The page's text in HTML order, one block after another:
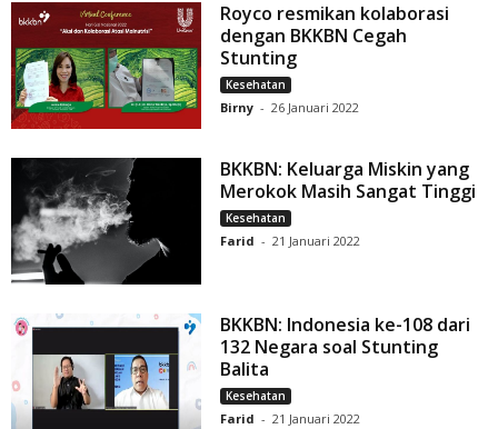
Royco resmikan kolaborasi
dengan BKKBN Cegah
Stunting
Kesehatan
Birny - 26 Januari 2022
BKKBN: Keluarga Miskin yang
Merokok Masih Sangat Tinggi
Kesehatan
Farid - 21 Januari 2022
BKKBN: Indonesia ke-108 dari
132 Negara soal Stunting
Balita
Kesehatan
Farid - 21 Januari 2022